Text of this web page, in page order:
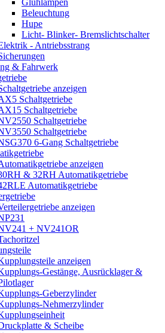
Beleuchtung
Hupe
Licht- Blinker- Bremslichtschalter
- Antriebsstrang
& Fahrwerk
anzeigen
Schaltgetriebe
Schaltgetriebe
Schaltgetriebe
Schaltgetriebe
6-Gang Schaltgetriebe
anzeigen
& 32RH Automatikgetriebe
Automatikgetriebe
anzeigen
+ NV241OR
anzeigen
Gestänge, Ausrücklager &
Geberzylinder
Nehmerzylinder
& Scheibe